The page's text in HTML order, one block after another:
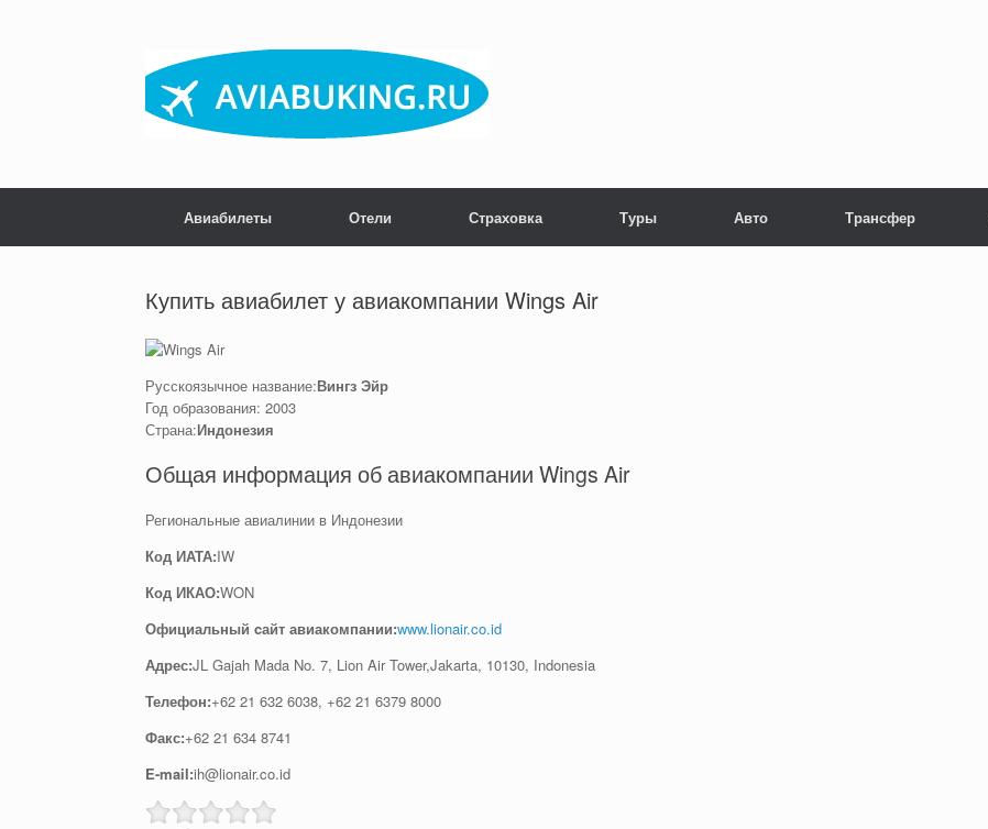
Авиабилеты Отели Страховка Туры Авто Трансфер
Купить авиабилет у авиакомпании Wings Air
Русскоязычное название:Вингз Эйр
Год образования: 2003
Страна:Индонезия
Общая информация об авиакомпании Wings Air
Региональные авиалинии в Индонезии
Код ИАТА:IW
Код ИКАО:WON
Официальный cайт авиакомпании:www.lionair.co.id
Адрес:JL Gajah Mada No. 7, Lion Air Tower,Jakarta, 10130, Indonesia
Телефон:+62 21 632 6038, +62 21 6379 8000
Факс:+62 21 634 8741
E-mail:ih@lionair.co.id